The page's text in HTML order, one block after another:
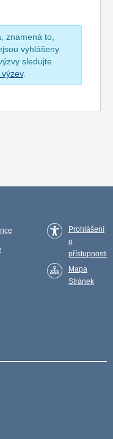
znamená to,
vyhlášeny
sledujte
.
Prohlášení
o
přístupnosti
Mapa
Stránek